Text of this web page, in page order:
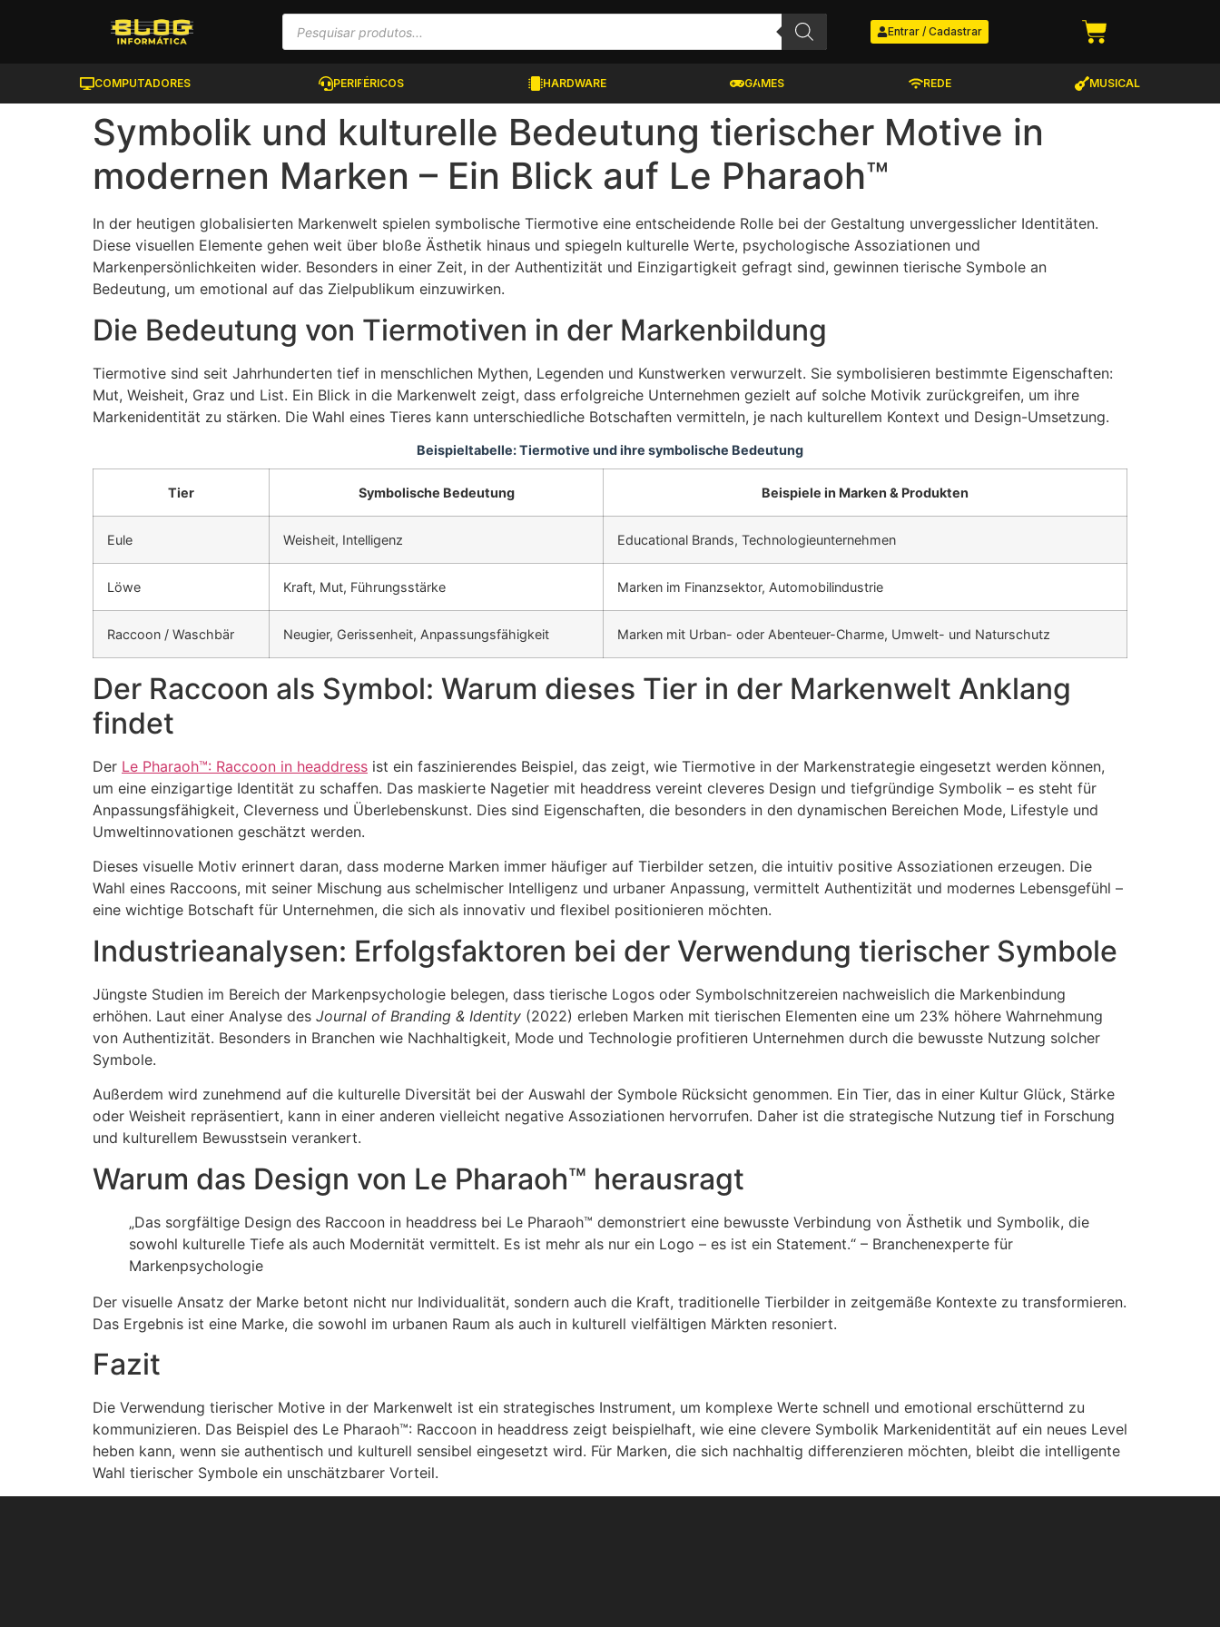
Entrar / Cadastrar
COMPUTADORES PERIFÉRICOS HARDWARE GAMES REDE MUSICAL
Symbolik und kulturelle Bedeutung tierischer Motive in
modernen Marken – Ein Blick auf Le Pharaoh™
In der heutigen globalisierten Markenwelt spielen symbolische Tiermotive eine entscheidende Rolle bei der Gestaltung unvergesslicher Identitäten.
Diese visuellen Elemente gehen weit über bloße Ästhetik hinaus und spiegeln kulturelle Werte, psychologische Assoziationen und
Markenpersönlichkeiten wider. Besonders in einer Zeit, in der Authentizität und Einzigartigkeit gefragt sind, gewinnen tierische Symbole an
Bedeutung, um emotional auf das Zielpublikum einzuwirken.
Die Bedeutung von Tiermotiven in der Markenbildung
Tiermotive sind seit Jahrhunderten tief in menschlichen Mythen, Legenden und Kunstwerken verwurzelt. Sie symbolisieren bestimmte Eigenschaften:
Mut, Weisheit, Graz und List. Ein Blick in die Markenwelt zeigt, dass erfolgreiche Unternehmen gezielt auf solche Motivik zurückgreifen, um ihre
Markenidentität zu stärken. Die Wahl eines Tieres kann unterschiedliche Botschaften vermitteln, je nach kulturellem Kontext und Design-Umsetzung.
Beispieltabelle: Tiermotive und ihre symbolische Bedeutung
Tier Symbolische Bedeutung Beispiele in Marken & Produkten
Eule Weisheit, Intelligenz Educational Brands, Technologieunternehmen
Löwe Kraft, Mut, Führungsstärke Marken im Finanzsektor, Automobilindustrie
Raccoon / Waschbär Neugier, Gerissenheit, Anpassungsfähigkeit Marken mit Urban- oder Abenteuer-Charme, Umwelt- und Naturschutz
Der Raccoon als Symbol: Warum dieses Tier in der Markenwelt Anklang
findet
Der Le Pharaoh™: Raccoon in headdress ist ein faszinierendes Beispiel, das zeigt, wie Tiermotive in der Markenstrategie eingesetzt werden können,
um eine einzigartige Identität zu schaffen. Das maskierte Nagetier mit headdress vereint cleveres Design und tiefgründige Symbolik – es steht für
Anpassungsfähigkeit, Cleverness und Überlebenskunst. Dies sind Eigenschaften, die besonders in den dynamischen Bereichen Mode, Lifestyle und
Umweltinnovationen geschätzt werden.
Dieses visuelle Motiv erinnert daran, dass moderne Marken immer häufiger auf Tierbilder setzen, die intuitiv positive Assoziationen erzeugen. Die
Wahl eines Raccoons, mit seiner Mischung aus schelmischer Intelligenz und urbaner Anpassung, vermittelt Authentizität und modernes Lebensgefühl –
eine wichtige Botschaft für Unternehmen, die sich als innovativ und flexibel positionieren möchten.
Industrieanalysen: Erfolgsfaktoren bei der Verwendung tierischer Symbole
Jüngste Studien im Bereich der Markenpsychologie belegen, dass tierische Logos oder Symbolschnitzereien nachweislich die Markenbindung
erhöhen. Laut einer Analyse des Journal of Branding & Identity (2022) erleben Marken mit tierischen Elementen eine um 23% höhere Wahrnehmung
von Authentizität. Besonders in Branchen wie Nachhaltigkeit, Mode und Technologie profitieren Unternehmen durch die bewusste Nutzung solcher
Symbole.
Außerdem wird zunehmend auf die kulturelle Diversität bei der Auswahl der Symbole Rücksicht genommen. Ein Tier, das in einer Kultur Glück, Stärke
oder Weisheit repräsentiert, kann in einer anderen vielleicht negative Assoziationen hervorrufen. Daher ist die strategische Nutzung tief in Forschung
und kulturellem Bewusstsein verankert.
Warum das Design von Le Pharaoh™ herausragt
„Das sorgfältige Design des Raccoon in headdress bei Le Pharaoh™ demonstriert eine bewusste Verbindung von Ästhetik und Symbolik, die
sowohl kulturelle Tiefe als auch Modernität vermittelt. Es ist mehr als nur ein Logo – es ist ein Statement.“ – Branchenexperte für
Markenpsychologie
Der visuelle Ansatz der Marke betont nicht nur Individualität, sondern auch die Kraft, traditionelle Tierbilder in zeitgemäße Kontexte zu transformieren.
Das Ergebnis ist eine Marke, die sowohl im urbanen Raum als auch in kulturell vielfältigen Märkten resoniert.
Fazit
Die Verwendung tierischer Motive in der Markenwelt ist ein strategisches Instrument, um komplexe Werte schnell und emotional erschütternd zu
kommunizieren. Das Beispiel des Le Pharaoh™: Raccoon in headdress zeigt beispielhaft, wie eine clevere Symbolik Markenidentität auf ein neues Level
heben kann, wenn sie authentisch und kulturell sensibel eingesetzt wird. Für Marken, die sich nachhaltig differenzieren möchten, bleibt die intelligente
Wahl tierischer Symbole ein unschätzbarer Vorteil.